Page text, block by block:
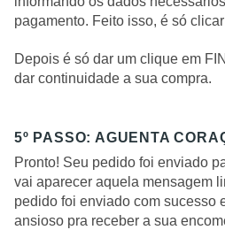
pagamento. Feito isso, é só
Depois é só dar um clique em
dar continuidade a sua compra.
5º PASSO: AGUENTA
Pronto! Seu pedido foi enviado
vai aparecer aquela mensagem
pedido foi enviado com sucesso
ansioso pra receber a sua